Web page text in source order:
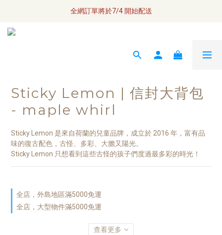
全網訂單將於7/4 開始配送
全網訂單將於7/4 開始配送
如何成為小布瓜 VIP
Sticky Lemon | 信封大背包
- maple whirl
Sticky Lemon 是來自荷蘭的兒童品牌，成立於 2016 年，富有品
味的復古配色，古怪、多彩、大膽又陽光。
Sticky Lemon 只想看到這些古怪的孩子們度過最多彩的時光！
全店，外島地區滿5000免運
全店，大型物件滿5000免運
查看更多